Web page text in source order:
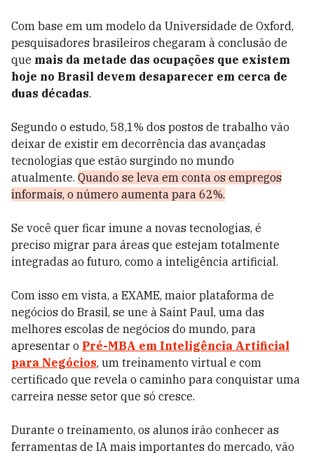
Com base em um modelo da Universidade de Oxford,
pesquisadores brasileiros chegaram à conclusão de
que mais da metade das ocupações que existem
hoje no Brasil devem desaparecer em cerca de
duas décadas.
Segundo o estudo, 58,1% dos postos de trabalho vão
deixar de existir em decorrência das avançadas
tecnologias que estão surgindo no mundo
atualmente. Quando se leva em conta os empregos
informais, o número aumenta para 62%.
Se você quer ficar imune a novas tecnologias, é
preciso migrar para áreas que estejam totalmente
integradas ao futuro, como a inteligência artificial.
Com isso em vista, a EXAME, maior plataforma de
negócios do Brasil, se une à Saint Paul, uma das
melhores escolas de negócios do mundo, para
apresentar o Pré-MBA em Inteligência Artificial
para Negócios, um treinamento virtual e com
certificado que revela o caminho para conquistar uma
carreira nesse setor que só cresce.
Durante o treinamento, os alunos irão conhecer as
ferramentas de IA mais importantes do mercado, vão